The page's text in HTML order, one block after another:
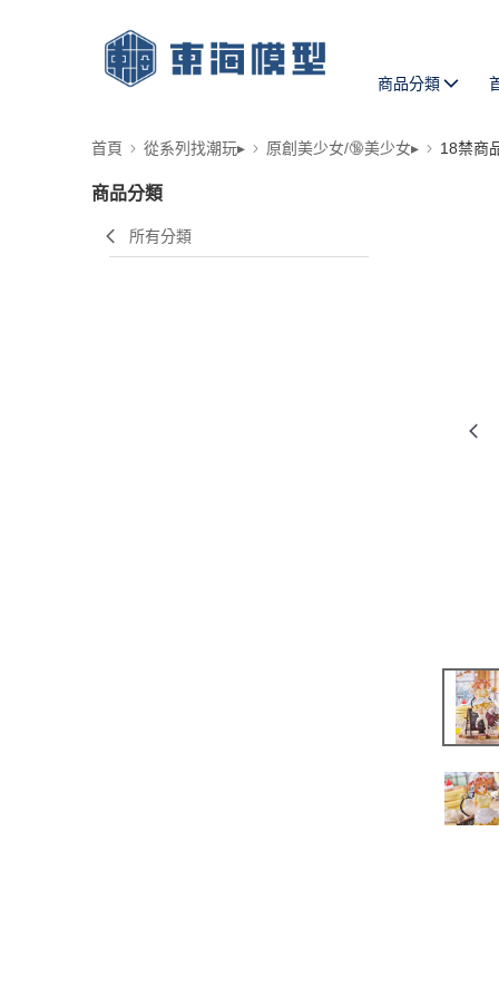
商品分類
首頁 從系列找潮玩▸ 原創美少女/🔞美少女▸ 18禁商
商品分類
所有分類